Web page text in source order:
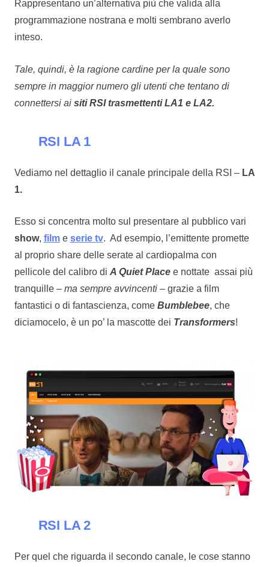
Rappresentano un’alternativa più che valida alla
programmazione nostrana e molti sembrano averlo
inteso.
Tale, quindi, è la ragione cardine per la quale sono
sempre in maggior numero gli utenti che tentano di
connettersi ai siti RSI trasmettenti LA1 e LA2.
RSI LA 1
Vediamo nel dettaglio il canale principale della RSI – LA
1.
Esso si concentra molto sul presentare al pubblico vari
show, filme serie tv. Ad esempio, l’emittente promette
al proprio share delle serate al cardiopalma con
pellicole del calibro di A Quiet Place e nottate assai più
tranquille – ma sempre avvincenti– grazie a film
fantastici o di fantascienza, come Bumblebee, che
diciamocelo, è un po’ la mascotte dei Transformers!
RSI LA 2
Per quel che riguarda il secondo canale, le cose stanno